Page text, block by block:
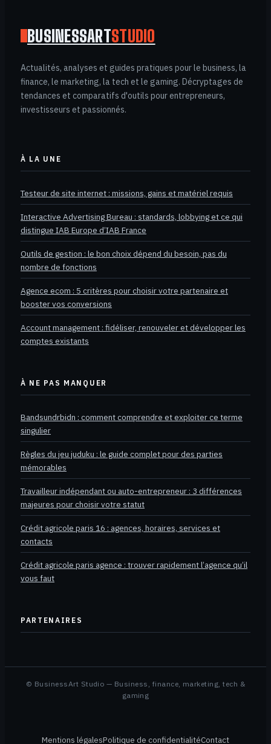
BUSINESSARTSTUDIO
Actualités, analyses et guides pratiques pour le business, la
finance, le marketing, la tech et le gaming. Décryptages de
tendances et comparatifs d'outils pour entrepreneurs,
investisseurs et passionnés.
À LA UNE
Testeur de site internet : missions, gains et matériel requis
Interactive Advertising Bureau : standards, lobbying et ce qui
distingue IAB Europe d’IAB France
Outils de gestion : le bon choix dépend du besoin, pas du
nombre de fonctions
Agence ecom : 5 critères pour choisir votre partenaire et
booster vos conversions
Account management : fidéliser, renouveler et développer les
comptes existants
À NE PAS MANQUER
Bandsundrbidn : comment comprendre et exploiter ce terme
singulier
Règles du jeu juduku : le guide complet pour des parties
mémorables
Travailleur indépendant ou auto-entrepreneur : 3 différences
majeures pour choisir votre statut
Crédit agricole paris 16 : agences, horaires, services et
contacts
Crédit agricole paris agence : trouver rapidement l’agence qu’il
vous faut
PARTENAIRES
© BusinessArt Studio — Business, finance, marketing, tech &
gaming
Mentions légalesPolitique de confidentialitéContact